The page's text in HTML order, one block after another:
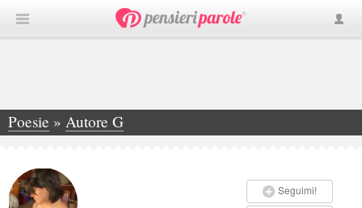
Poesie » Autore G
»Gloria Piva
Seguimi!